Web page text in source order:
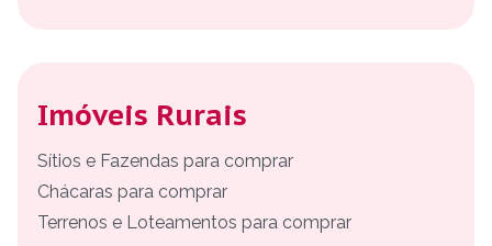
Imóveis Rurais
Sítios e Fazendas para comprar
Chácaras para comprar
Terrenos e Loteamentos para comprar